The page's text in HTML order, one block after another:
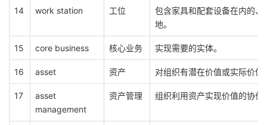
14 work station 工位
包含家具和配套设备在内的
地。
15 core business 核心业务 实现需要的实体。
16 asset 资产 对组织有潜在价值或实际价
17
asset
management
资产管理 组织利用资产实现价值的协作